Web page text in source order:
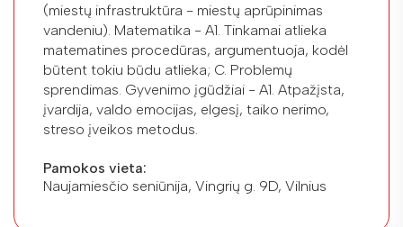
(miestų infrastruktūra - miestų aprūpinimas
vandeniu). Matematika - A1. Tinkamai atlieka
matematines procedūras, argumentuoja, kodėl
būtent tokiu būdu atlieka; C. Problemų
sprendimas. Gyvenimo įgūdžiai - A1. Atpažįsta,
įvardija, valdo emocijas, elgesį, taiko nerimo,
streso įveikos metodus.
Pamokos vieta:
Naujamiesčio seniūnija, Vingrių g. 9D, Vilnius